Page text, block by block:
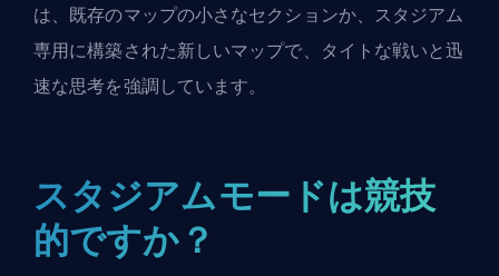
は、既存のマップの小さなセクションか、スタジアム
専用に構築された新しいマップで、タイトな戦いと迅
速な思考を強調しています。
スタジアムモードは競技
的ですか？